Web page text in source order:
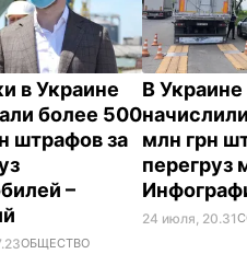
в Украине
более 500
штрафов за
–
ОБЩЕСТВО
В
млн грн
перегруз
24 июля, 20.31